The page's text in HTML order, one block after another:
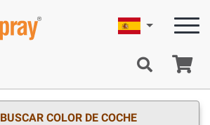
Español
BUSCAR COLOR DE COCHE